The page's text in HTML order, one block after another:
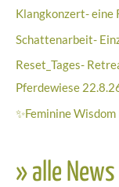
Klangkonzert- eine
Schattenarbeit-
Reset_Tages-
Pferdewiese
✨Feminine
» alle News